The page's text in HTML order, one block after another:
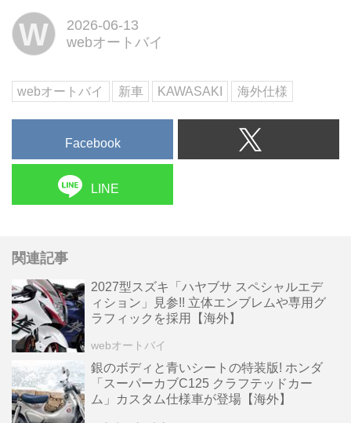
が、インドネシア仕様はエンジン
ヨ(オートバイ編集部)▶▶▶写真
は...
W
2026-06-13
webオートバイ
webオートバイ 新車 KAWASAKI 海外仕様
Facebook
LINE
関連記事
2027型スズキ「ハヤブサ スペシャルエデ
ィション」見参!! 立体エンブレムや専用グ
ラフィックを採用【海外】
webオートバイ
銀のボディと青いシートの特装版! ホンダ
「スーパーカブC125 クラフテッドカー
ム」カスタム仕様車が登場【海外】